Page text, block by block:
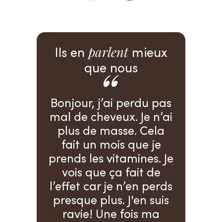
Ils en parlentmieux
que nous
Plus sceptique que
moi… Je pense qu’il n’y
a pas. Conseillée par
ma pharmacienne, car
j’étais désespérée… Elle
m’a dit de prendre
Alline procap au moins
un mois deux gélules
par jour. Pour rien au